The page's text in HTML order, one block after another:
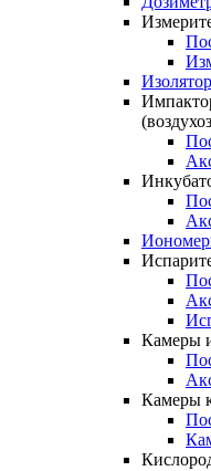
Камеры
Камеры